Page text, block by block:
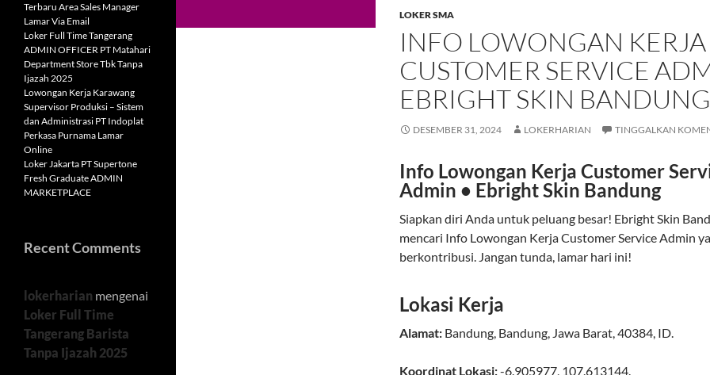
LOKER SMA
INFO LOWONGAN KERJA
CUSTOMER SERVICE
EBRIGHT SKIN BANDUNG
DESEMBER 31, 2024 LOKERHARIAN TINGGALKAN
Info Lowongan Kerja Customer
Admin • Ebright Skin Bandung
Siapkan diri Anda untuk peluang besar! Ebright Skin
mencari Info Lowongan Kerja Customer Service Admin
berkontribusi. Jangan tunda, lamar hari ini!
Lokasi Kerja
Alamat: Bandung, Bandung, Jawa Barat,40384, ID.
Koordinat Lokasi:-6.905977, 107.613144.
Terbaru Area Sales Manager
Lamar Via Email
Loker Full Time Tangerang
ADMIN OFFICER PT Matahari
Department Store Tbk Tanpa
Ijazah 2025
Lowongan Kerja Karawang
Supervisor Produksi – Sistem
dan Administrasi PT Indoplat
Perkasa Purnama Lamar
Online
Loker Jakarta PT Supertone
Fresh Graduate ADMIN
MARKETPLACE
Recent Comments
lokerharian mengenai
Loker Full Time
Tangerang Barista
Tanpa Ijazah 2025